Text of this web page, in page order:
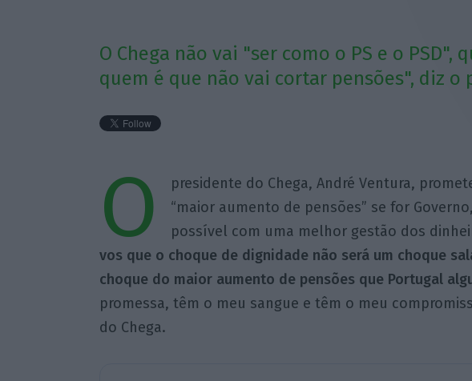
O Chega não vai "ser como o PS e o PSD",
quem é que não vai cortar pensões", diz o
O
presidente do Chega, André Ventura,
“maior aumento de pensões” se for
possível com uma melhor gestão dos
vos que o choque de dignidade não será um choque
choque do maior aumento de pensões que Portugal
promessa, têm o meu sangue e têm o meu
do Chega.